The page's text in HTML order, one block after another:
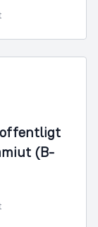
(B-